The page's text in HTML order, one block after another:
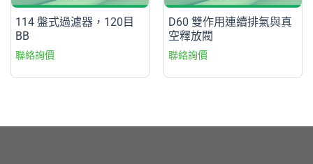
114 盤式過濾器，120目
BB
D60 雙作用連續排氣與真
空釋放閥